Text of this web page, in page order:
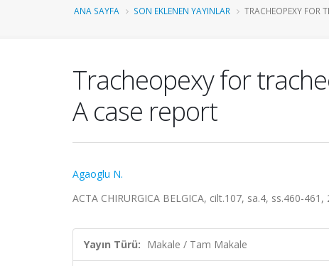
ANA SAYFA SON EKLENEN YAYINLAR TRACHEOPEXY FOR
Tracheopexy for
A case report
Agaoglu N.
ACTA CHIRURGICA BELGICA, cilt.107, sa.4, ss.460-
Yayın Türü: Makale / Tam Makale